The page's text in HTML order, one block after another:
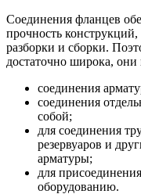
Соединения фланцев
прочность конструкций,
разборки и сборки.
достаточно широка,
соединения
соединения
собой;
для соединения
резервуаров и
арматуры;
для
оборудованию.